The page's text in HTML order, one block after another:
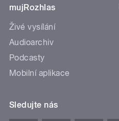
mujRozhlas
Živé vysílání
Audioarchiv
Podcasty
Mobilní aplikace
Sledujte nás